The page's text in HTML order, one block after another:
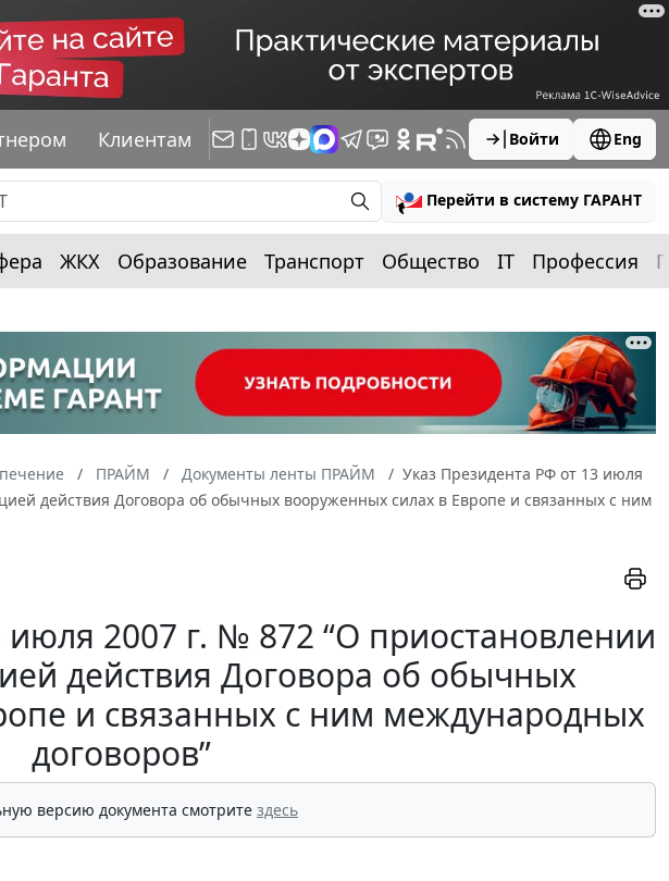
Клиентам Войти Eng
Перейти в систему ГАРАНТ
ЖКХ Образование Транспорт Общество IT Профессия
ПРАЙМ Документы ленты ПРАЙМ
Указ Президента РФ от 13 июля
действия Договора об обычных вооруженных силах в Европе и связанных с ним
2007 г. № 872 “О приостановлении
действия Договора об обычных
и связанных с ним международных
договоров”
версию документа смотрите здесь